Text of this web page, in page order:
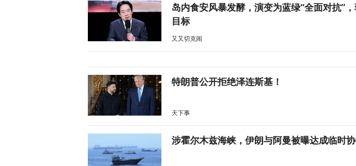
岛内食安风暴发酵，演变为蓝绿“全面对抗”
目标
又又切克闹
特朗普公开拒绝泽连斯基！
天下事
涉霍尔木兹海峡，伊朗与阿曼被曝达成临时